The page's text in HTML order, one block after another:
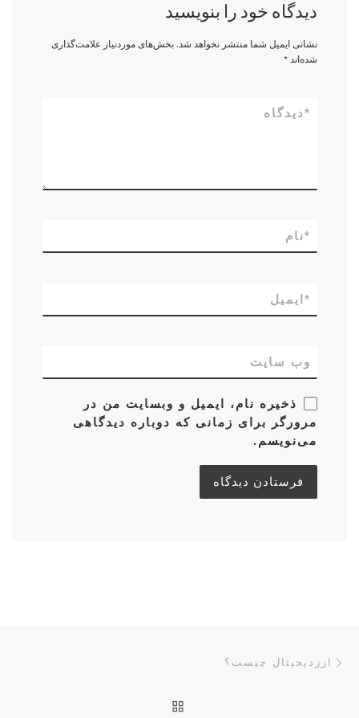
دیدگاه خود را بنویسید
نشانی ایمیل شما منتشر نخواهد شد. بخش‌های موردنیاز علامت‌گذاری
شده‌اند*
دیدگاه*
نام*
ایمیل *
وب‌ سایت
ذخیره نام، ایمیل و وبسایت من در
مرورگر برای زمانی که دوباره دیدگاهی
می‌نویسم.
ناوبری پست‌ها
ارزدیجیتال چیست؟
بازگشت به صفحه اصلی